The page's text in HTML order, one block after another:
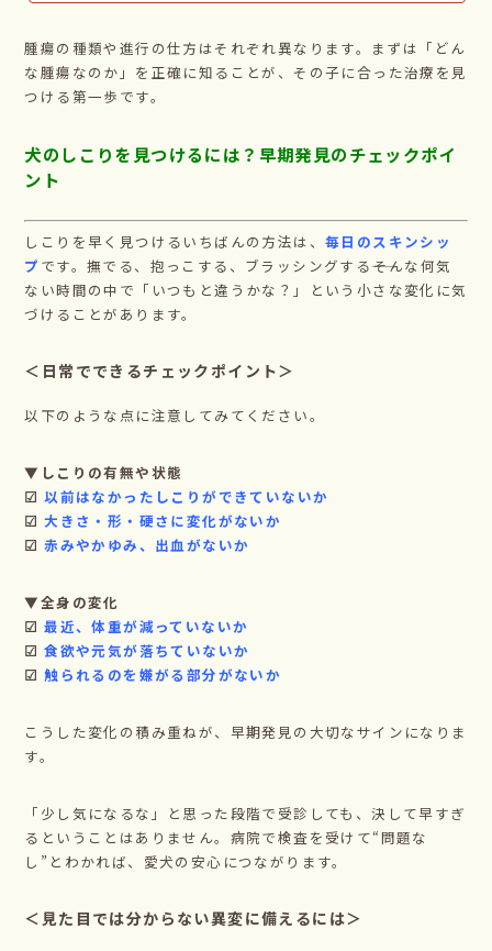
腫瘍の種類や進行の仕方はそれぞれ異なります。まずは「どん
な腫瘍なのか」を正確に知ることが、その子に合った治療を見
つける第一歩です。
犬のしこりを見つけるには？早期発見のチェックポイ
ント
しこりを早く見つけるいちばんの方法は、毎日のスキンシッ
プ です。撫でる、抱っこする、ブラッシングする――そんな何気
ない時間の中で「いつもと違うかな？」という小さな変化に気
づけることがあります。
＜日常でできるチェックポイント＞
以下のような点に注意してみてください。
▼しこりの有無や状態
☑ 以前はなかったしこりができていないか
☑ 大きさ・形・硬さに変化がないか
☑ 赤みやかゆみ、出血がないか
▼全身の変化
☑ 最近、体重が減っていないか
☑ 食欲や元気が落ちていないか
☑ 触られるのを嫌がる部分がないか
こうした変化の積み重ねが、早期発見の大切なサインになりま
す。
「少し気になるな」と思った段階で受診しても、決して早すぎ
るということはありません。病院で検査を受けて“問題な
し”とわかれば、愛犬の安心につながります。
＜見た目では分からない異変に備えるには＞